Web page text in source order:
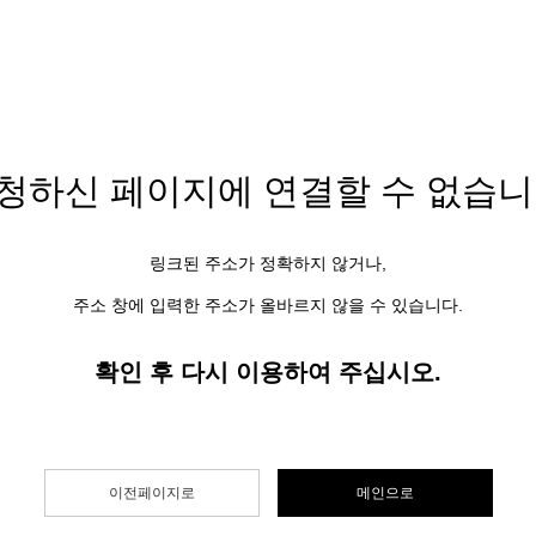
하신 페이지에 연결할 수 없습
링크된 주소가 정확하지 않거나,
주소 창에 입력한 주소가 올바르지 않을 수 있습니다.
확인 후 다시 이용하여 주십시오.
이전페이지로 메인으로